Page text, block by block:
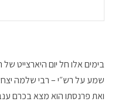
בימים אלו חל יום היארצייט
שמע על רש״י – רבי שלמה
ואת פרנסתו הוא מצא בכרם